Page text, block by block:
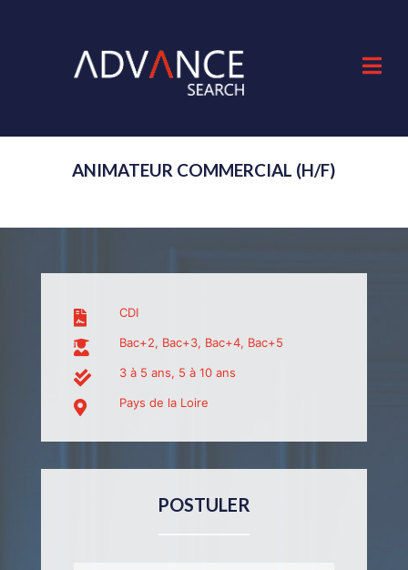
ANIMATEUR COMMERCIAL (H/F)
CDI
Bac+2, Bac+3, Bac+4, Bac+5
3 à 5 ans, 5 à 10 ans
Pays de la Loire
POSTULER